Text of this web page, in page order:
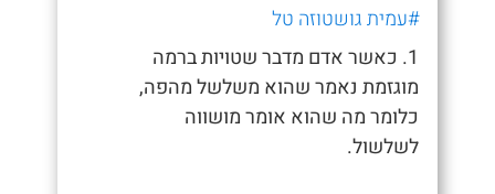
#עמית גושטוזה טל
1. כאשר אדם מדבר שטויות ברמה
מוגזמת נאמר שהוא משלשל מהפה,
כלומר מה שהוא אומר מושווה
לשלשול.